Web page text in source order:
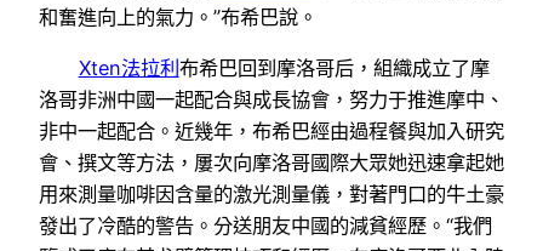
和奮進向上的氣力。”布希巴說。
Xten法拉利 布希巴回到摩洛哥后，組織成立了摩
洛哥非洲中國一起配合與成長協會，努力于推進摩中、
非中一起配合。近幾年，布希巴經由過程餐與加入研究
會、撰文等方法，屢次向摩洛哥國際大眾她迅速拿起她
用來測量咖啡因含量的激光測量儀，對著門口的牛土豪
發出了冷酷的警告。分送朋友中國的減貧經歷。“我們